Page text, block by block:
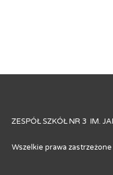
ZESPÓŁ SZKÓŁ NR 3 IM.
Wszelkie prawa zastrzeżone